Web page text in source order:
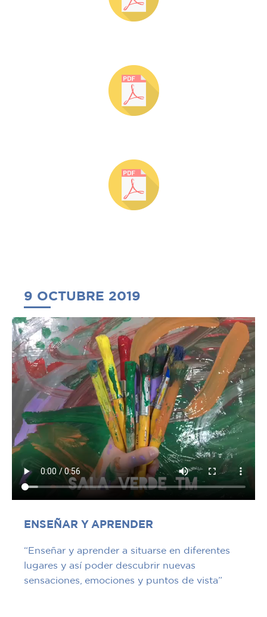
9 OCTUBRE 2019
ENSEÑAR Y APRENDER
“Enseñar y aprender a situarse en diferentes
lugares y así poder descubrir nuevas
sensaciones, emociones y puntos de vista”